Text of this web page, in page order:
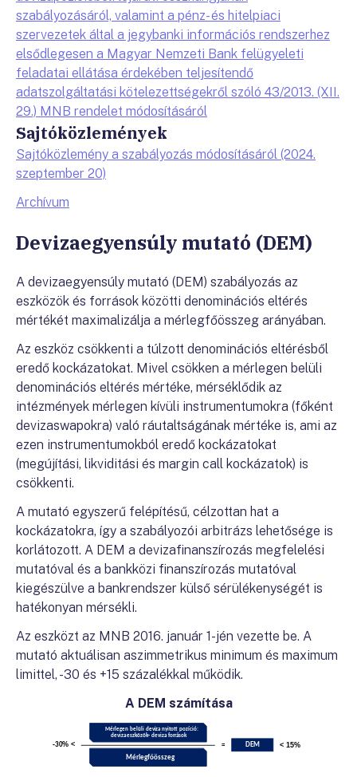
szabályozásáról, valamint a pénz- és hitelpiaci
szervezetek által a jegybanki információs rendszerhez
elsődlegesen a Magyar Nemzeti Bank felügyeleti
feladatai ellátása érdekében teljesítendő
adatszolgáltatási kötelezettségekről szóló 43/2013. (XII.
29.) MNB rendelet módosításáról
Sajtóközlemények
Sajtóközlemény a szabályozás módosításáról (2024.
szeptember 20)
Archívum
Devizaegyensúly mutató (DEM)
A devizaegyensúly mutató (DEM) szabályozás az
eszközök és források közötti denominációs eltérés
mértékét maximalizálja a mérlegfőösszeg arányában.
Az eszköz csökkenti a túlzott denominációs eltérésből
eredő kockázatokat. Mivel csökken a mérlegen belüli
denominációs eltérés mértéke, mérséklődik az
intézmények mérlegen kívüli instrumentumokra (főként
devizaswapokra) való ráutaltságának mértéke is, ami az
ezen instrumentumokból eredő kockázatokat
(megújítási, likviditási és margin call kockázatok) is
csökkenti.
A mutató egyszerű felépítésű, célzottan hat a
kockázatokra, így a szabályozói arbitrázs lehetősége is
korlátozott. A DEM a devizafinanszírozás megfelelési
mutatóval és a bankközi finanszírozás mutatóval
kiegészülve a bankrendszer külső sérülékenységét is
hatékonyan mérsékli.
Az eszközt az MNB 2016. január 1-jén vezette be. A
mutató aktuálisan aszimmetrikus minimum és maximum
limittel, -30 és +15 százalékkal működik.
A DEM számítása